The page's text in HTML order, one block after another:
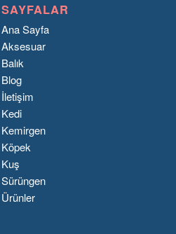
SAYFALAR
Ana Sayfa
Aksesuar
Balık
Blog
İletişim
Kedi
Kemirgen
Köpek
Kuş
Sürüngen
Ürünler